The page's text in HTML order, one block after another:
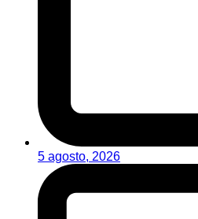
5 agosto, 2026